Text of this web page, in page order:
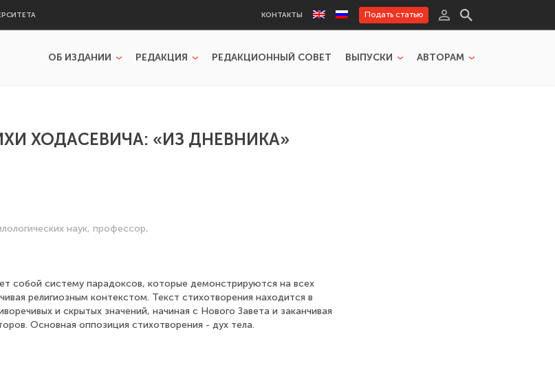
КОНТАКТЫ Подать статью
ОБ ИЗДАНИИ РЕДАКЦИЯ РЕДАКЦИОННЫЙ СОВЕТ ВЫПУСКИ АВТОРАМ
ХОДАСЕВИЧА: «ИЗ ДНЕВНИКА»
наук, профессор,
собой систему парадоксов, которые демонстрируются на всех
религиозным контекстом. Текст стихотворения находится в
и скрытых значений, начиная с Нового Завета и заканчивая
Основная оппозиция стихотворения - дух тела.